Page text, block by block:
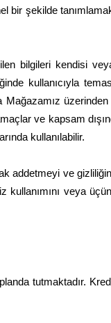
bir şekilde
bilgileri kendisi
kullanıcıyla
ve kapsam
kullanılabilir.
addetmeyi ve
kullanımını veya
tutmaktadır.